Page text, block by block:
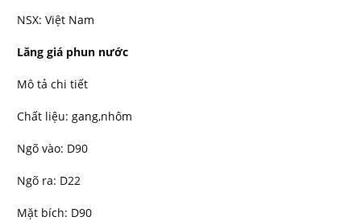
NSX: Việt Nam
Lăng giá phun nước
Mô tả chi tiết
Chất liệu: gang,nhôm
Ngõ vào: D90
Ngõ ra: D22
Mặt bích: D90